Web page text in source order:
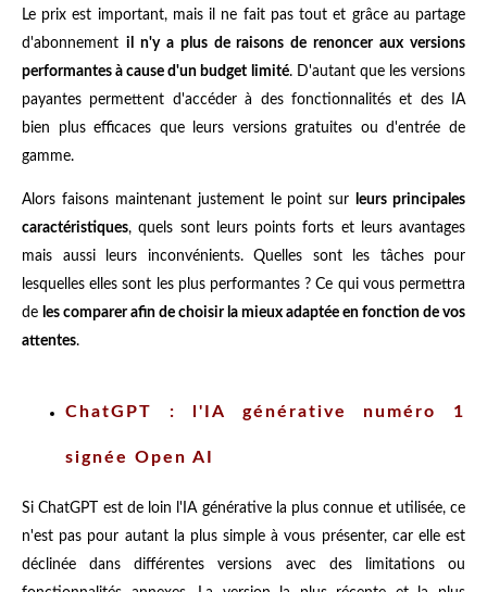
Le prix est important, mais il ne fait pas tout et grâce au partage
d'abonnement il n'y a plus de raisons de renoncer aux versions
performantes à cause d'un budget limité. D'autant que les versions
payantes permettent d'accéder à des fonctionnalités et des IA
bien plus efficaces que leurs versions gratuites ou d'entrée de
gamme.
Alors faisons maintenant justement le point sur
leurs principales
caractéristiques, quels sont leurs points forts et leurs avantages
mais aussi leurs inconvénients. Quelles sont les tâches pour
lesquelles elles sont les plus performantes ? Ce qui vous permettra
de les comparer afin de choisir la mieux adaptée en fonction de vos
attentes.
ChatGPT : l'IA générative numéro 1
signée Open AI
Si ChatGPT est de loin l'IA générative la plus connue et utilisée, ce
n'est pas pour autant la plus simple à vous présenter, car elle est
déclinée dans différentes versions avec des limitations ou